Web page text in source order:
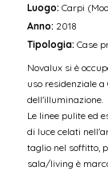
Luogo: Carpi
Anno: 2018
Tipologia: Case
Novalux si è
uso residenziale
dell'illuminazione.
Le linee pulite ed
di luce celati
taglio nel soffitto,
sala/living è